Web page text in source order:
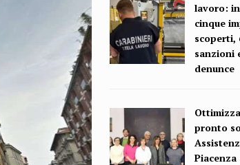
lavoro:
cinque
scoperti,
sanzioni
denunce
pronto